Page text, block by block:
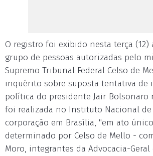
O registro foi exibido nesta terça
grupo de pessoas autorizadas pelo
Supremo Tribunal Federal Celso de
inquérito sobre suposta tentativa de
política do presidente Jair Bolsonaro
foi realizada no Instituto Nacional
corporação em Brasília, "em ato
determinado por Celso de Mello -
Moro, integrantes da Advocacia-